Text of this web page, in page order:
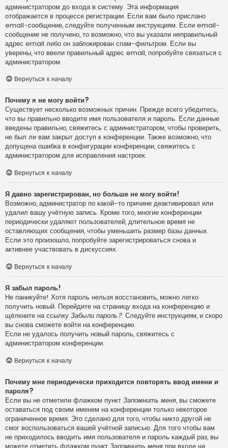
администратором до входа в систему. Эта информация
отображается в процессе регистрации. Если вам было прислано
email-сообщение, следуйте полученным инструкциям. Если email-
сообщение не получено, то возможно, что вы указали неправильный
адрес email либо он заблокирован спам-фильтром. Если вы
уверены, что ввели правильный адрес email, попробуйте связаться с
администратором.
Вернуться к началу
Почему я не могу войти?
Существует несколько возможных причин. Прежде всего убедитесь,
что вы правильно вводите имя пользователя и пароль. Если данные
введены правильно, свяжитесь с администратором, чтобы проверить,
не был ли вам закрыт доступ к конференции. Также возможно, что
допущена ошибка в конфигурации конференции, свяжитесь с
администратором для исправления настроек.
Вернуться к началу
Я давно зарегистрирован, но больше не могу войти!
Возможно, администратор по какой-то причине деактивировал или
удалил вашу учётную запись. Кроме того, многие конференции
периодически удаляют пользователей, длительное время не
оставляющих сообщения, чтобы уменьшить размер базы данных.
Если это произошло, попробуйте зарегистрироваться снова и
активнее участвовать в дискуссиях.
Вернуться к началу
Я забыл пароль!
Не паникуйте! Хотя пароль нельзя восстановить, можно легко
получить новый. Перейдите на страницу входа на конференцию и
щёлкните на ссылку Забыли пароль?. Следуйте инструкциям, и скоро
вы снова сможете войти на конференцию.
Если не удалось получить новый пароль, свяжитесь с
администратором конференции.
Вернуться к началу
Почему мне периодически приходится повторять ввод имени и
пароля?
Если вы не отметили флажком пункт Запомнить меня, вы сможете
оставаться под своим именем на конференции только некоторое
ограниченное время. Это сделано для того, чтобы никто другой не
смог воспользоваться вашей учётной записью. Для того чтобы вам
не приходилось вводить имя пользователя и пароль каждый раз, вы